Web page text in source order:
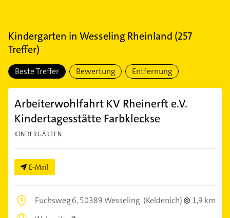
Kindergarten in Wesseling Rheinland (257
Treffer)
Beste Treffer Bewertung Entfernung
Arbeiterwohlfahrt KV Rheinerft e.V.
Kindertagesstätte Farbkleckse
KINDERGÄRTEN
E-Mail
Fuchsweg 6,50389 Wesseling (Keldenich)
1,9 km